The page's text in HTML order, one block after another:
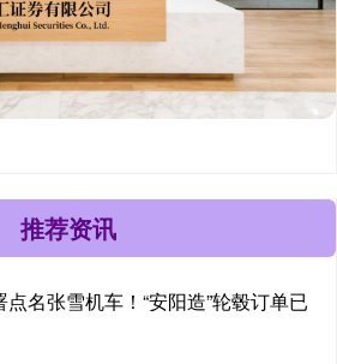
推荐资讯
名张雪机车！“安阳造”轮毂订单已